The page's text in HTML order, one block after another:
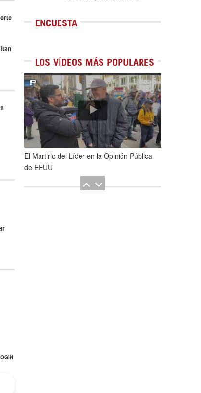
ENCUESTA
LOS VÍDEOS MÁS POPULARES
1de5
El Martirio del Líder en la Opinión Pública
de EEUU